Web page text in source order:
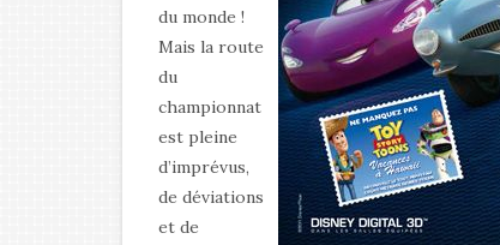
du monde !
Mais la route
du
championnat
est pleine
d’imprévus,
de déviations
et de